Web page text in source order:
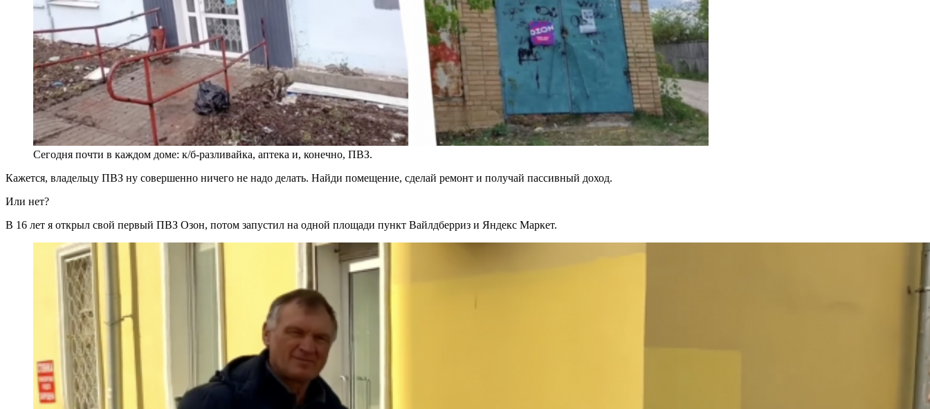
Сегодня почти в каждом доме: к/б-разливайка, аптека и, конечно, ПВЗ.
Кажется, владельцу ПВЗ ну совершенно ничего не надо делать. Найди помещение, сделай ремонт и получай пассивный доход.
Или нет?
В 16 лет я открыл свой первый ПВЗ Озон, потом запустил на одной площади пункт Вайлдберриз и Яндекс Маркет.